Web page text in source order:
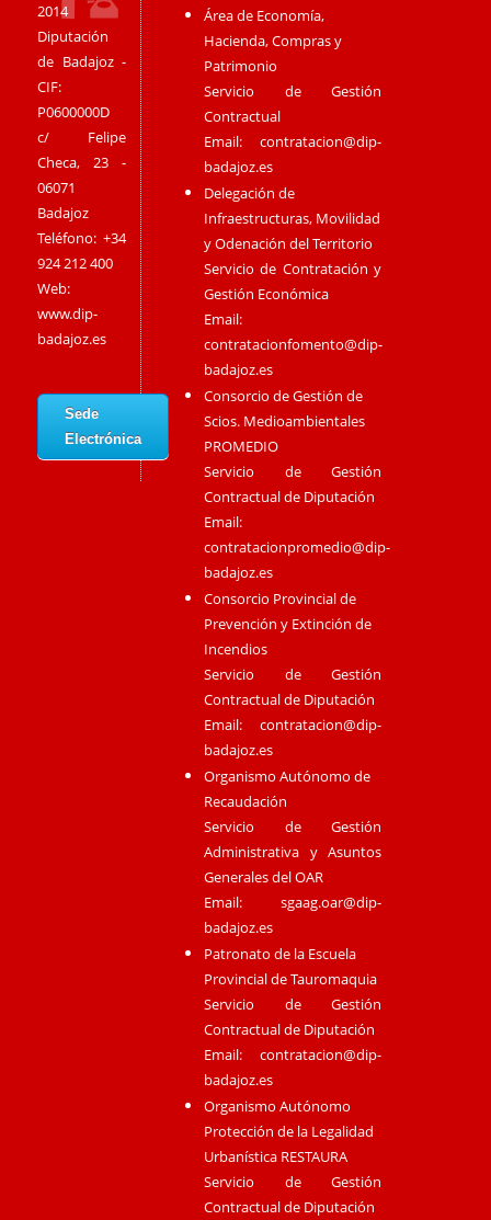
2014
Diputación
de Badajoz -
CIF:
P0600000D
c/ Felipe
Checa, 23 -
06071
Badajoz
Teléfono: +34
924 212 400
Web:
www.dip-
badajoz.es
Sede
Electrónica
Área de Economía,
Hacienda, Compras y
Patrimonio
Servicio de Gestión
Contractual
Email:contratacion@dip-
badajoz.es
Delegación de
Infraestructuras, Movilidad
y Odenación del Territorio
Servicio de Contratación y
Gestión Económica
Email:
contratacionfomento@dip-
badajoz.es
Consorcio de Gestión de
Scios. Medioambientales
PROMEDIO
Servicio de Gestión
Contractual de Diputación
Email:
contratacionpromedio@dip-
badajoz.es
Consorcio Provincial de
Prevención y Extinción de
Incendios
Servicio de Gestión
Contractual de Diputación
Email:contratacion@dip-
badajoz.es
Organismo Autónomo de
Recaudación
Servicio de Gestión
Administrativa y Asuntos
Generales del OAR
Email:sgaag.oar@dip-
badajoz.es
Patronato de la Escuela
Provincial de Tauromaquia
Servicio de Gestión
Contractual de Diputación
Email:contratacion@dip-
badajoz.es
Organismo Autónomo
Protección de la Legalidad
Urbanística RESTAURA
Servicio de Gestión
Contractual de Diputación